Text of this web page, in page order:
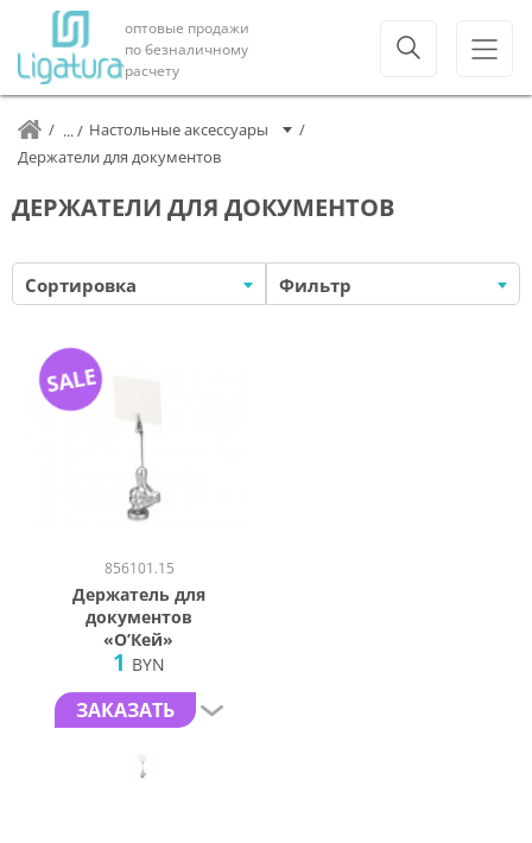
оптовые продажи
по безналичному
расчету
Настольные аксессуары
Держатели для документов
ДЕРЖАТЕЛИ ДЛЯ ДОКУМЕНТОВ
Сортировка Фильтр
856101.15
Держатель для
документов
«О’Кей»
1 BYN
ЗАКАЗАТЬ
SALE